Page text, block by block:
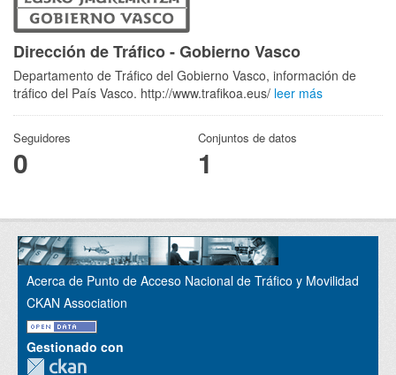
Dirección de Tráfico - Gobierno Vasco
Departamento de Tráfico del Gobierno Vasco, información de
tráfico del País Vasco. http://www.trafikoa.eus/ leer más
Seguidores
0
Conjuntos de datos
1
Acerca de Punto de Acceso Nacional de Tráfico y Movilidad
CKAN Association
Gestionado con